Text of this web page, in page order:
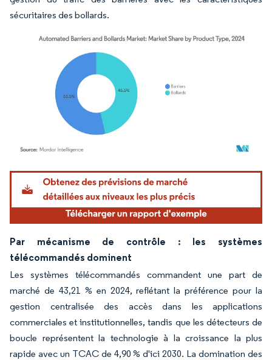
sécuritaires des bollards.
Image © Mordor Intelligence. La réutilisation nécessite une attribution sous CC BY
Par mécanisme de contrôle : les systèmes
télécommandés dominent
Les systèmes télécommandés commandent une part de
marché de 43,21 % en 2024, reflétant la préférence pour la
gestion centralisée des accès dans les applications
commerciales et institutionnelles, tandis que les détecteurs de
boucle représentent la technologie à la croissance la plus
rapide avec un TCAC de 4,90 % d'ici 2030. La domination des